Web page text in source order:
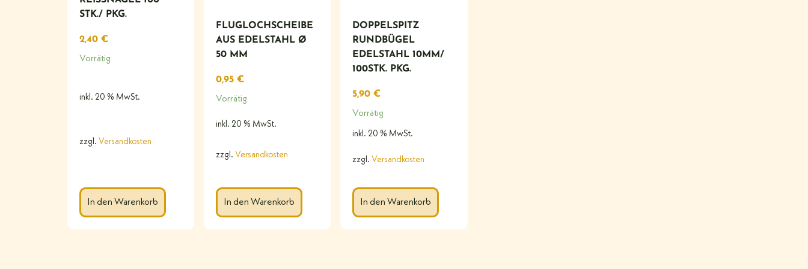
TK./ PKG.
2,40 €
Vorrätig
inkl. 20 % MwSt.
zzgl. Versandkosten
In den Warenkorb
FLUGLOCHSCHEIBE
AUS EDELSTAHL Ø
50 MM
0,95€
Vorrätig
inkl. 20 % MwSt.
zzgl. Versandkosten
In den Warenkorb
DOPPELSPITZ
RUNDBÜGEL
EDELSTAHL 10MM/
100STK. PKG.
5,90€
Vorrätig
inkl. 20 % MwSt.
zzgl. Versandkosten
In den Warenkorb